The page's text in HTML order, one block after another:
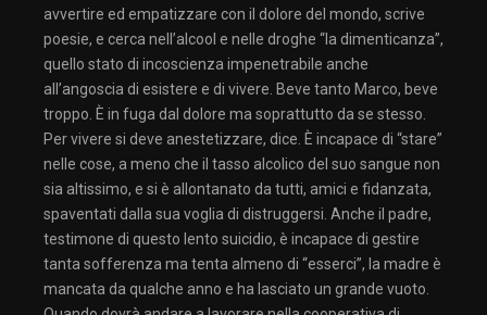
avvertire ed empatizzare con il dolore del mondo, scrive
poesie, e cerca nell’alcool e nelle droghe “la dimenticanza”,
quello stato di incoscienza impenetrabile anche
all’angoscia di esistere e di vivere. Beve tanto Marco, beve
troppo. È in fuga dal dolore ma soprattutto da se stesso.
Per vivere si deve anestetizzare, dice. È incapace di “stare”
nelle cose, a meno che il tasso alcolico del suo sangue non
sia altissimo, e si è allontanato da tutti, amici e fidanzata,
spaventati dalla sua voglia di distruggersi. Anche il padre,
testimone di questo lento suicidio, è incapace di gestire
tanta sofferenza ma tenta almeno di “esserci”, la madre è
mancata da qualche anno e ha lasciato un grande vuoto.